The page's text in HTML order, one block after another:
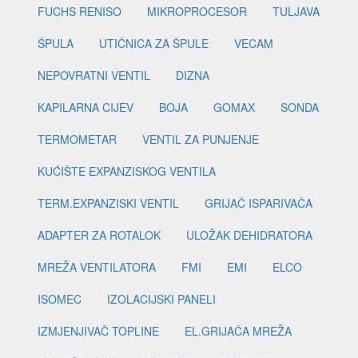
FUCHS RENISO
MIKROPROCESOR
TULJAVA
ŠPULA
UTIČNICA ZA ŠPULE
VECAM
NEPOVRATNI VENTIL
DIZNA
KAPILARNA CIJEV
BOJA GOMAX
SONDA
TERMOMETAR
VENTIL ZA PUNJENJE
KUĆIŠTE EXPANZISKOG VENTILA
TERM.EXPANZISKI VENTIL
GRIJAČ ISPARIVAČA
ADAPTER ZA ROTALOK
ULOŽAK DEHIDRATORA
MREŽA VENTILATORA
FMI EMI
ELCO
ISOMEC
IZOLACIJSKI PANELI
IZMJENJIVAČ TOPLINE
EL.GRIJAČA MREŽA